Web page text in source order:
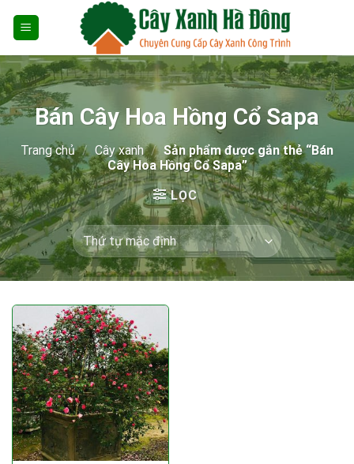
Bán Cây Hoa Hồng Cổ Sapa
Trang chủ / Cây xanh / Sản phẩm được gắn thẻ “Bán
Cây Hoa Hồng Cổ Sapa”
LỌC